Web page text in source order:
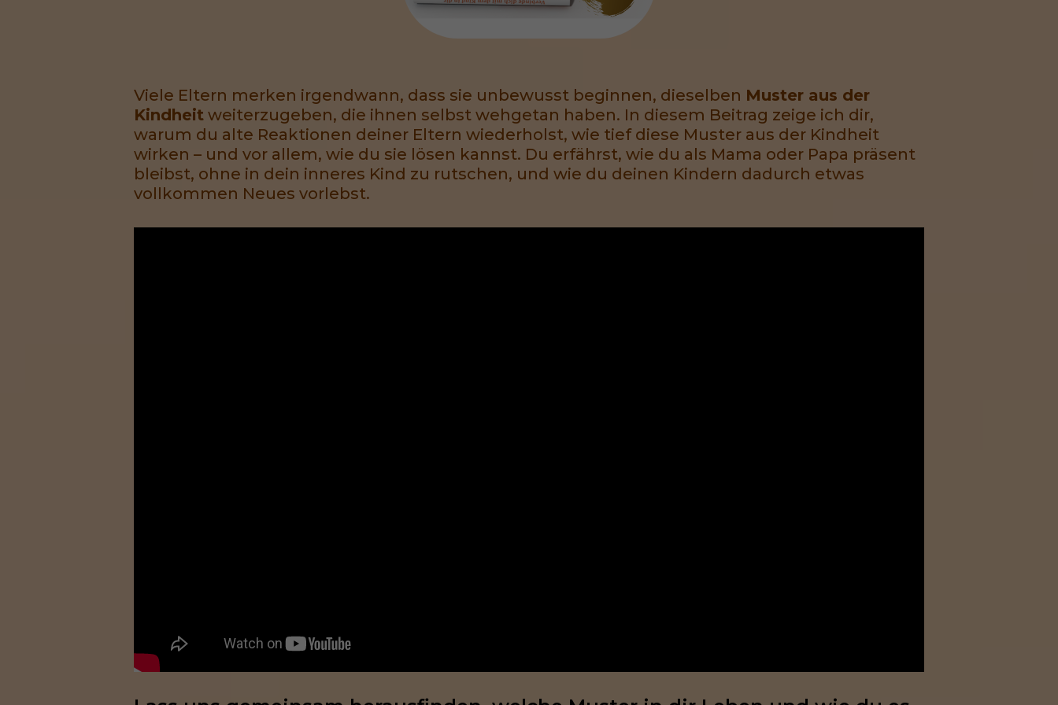
Viele Eltern merken irgendwann, dass sie unbewusst beginnen, dieselben Muster aus der
Kindheit weiterzugeben, die ihnen selbst wehgetan haben. In diesem Beitrag zeige ich dir,
warum du alte Reaktionen deiner Eltern wiederholst, wie tief diese Muster aus der Kindheit
wirken – und vor allem, wie du sie lösen kannst. Du erfährst, wie du als Mama oder Papa präsent
bleibst, ohne in dein inneres Kind zu rutschen, und wie du deinen Kindern dadurch etwas
vollkommen Neues vorlebst.